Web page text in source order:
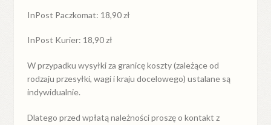
InPost Paczkomat: 18,90 zł
InPost Kurier: 18,90 zł
W przypadkuwysyłkiza granicękoszty (zależące od
rodzaju przesyłki, wagi i kraju docelowego) ustalane są
indywidualnie.
Dlatego przed wpłatą należności proszę o kontakt z